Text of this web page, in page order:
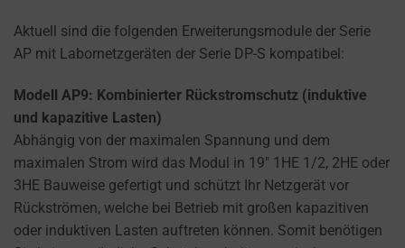
Aktuell sind die folgenden Erweiterungsmodule der Serie
AP mit Labornetzgeräten der Serie DP-S kompatibel:
Modell AP9: Kombinierter Rückstromschutz (induktive
und kapazitive Lasten)
Abhängig von der maximalen Spannung und dem
maximalen Strom wird das Modul in 19″ 1HE 1/2, 2HE oder
3HE Bauweise gefertigt und schützt Ihr Netzgerät vor
Rückströmen, welche bei Betrieb mit großen kapazitiven
oder induktiven Lasten auftreten können. Somit benötigen
your
preferences.